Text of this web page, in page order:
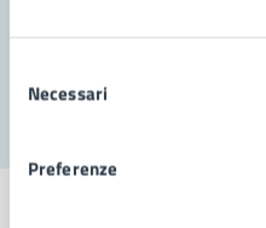
delNecessari
Preferenze